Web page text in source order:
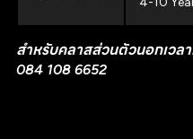
สำหรับคลาสส่วนตัวนอกเ
084 108 6652